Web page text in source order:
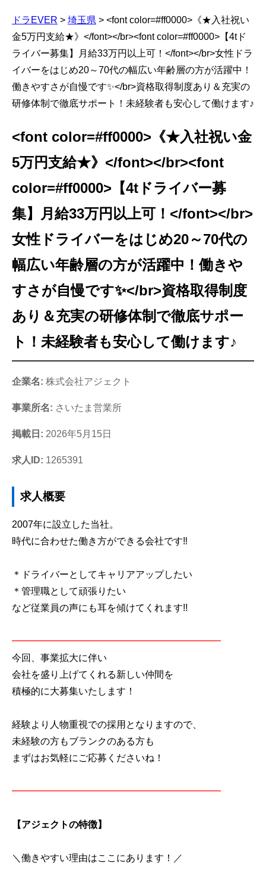
ドラEVER > 埼玉県 > <font color=#ff0000>《★入社祝い
金5万円支給★》</font></br><font color=#ff0000>【4tド
ライバー募集】月給33万円以上可！</font></br>女性ドラ
イバーをはじめ20～70代の幅広い年齢層の方が活躍中！
働きやすさが自慢です✨</br>資格取得制度あり＆充実の
研修体制で徹底サポート！未経験者も安心して働けます♪
<font color=#ff0000>《★入社祝い金
5万円支給★》</font></br><font
color=#ff0000>【4tドライバー募
集】月給33万円以上可！</font></br>
女性ドライバーをはじめ20～70代の
幅広い年齢層の方が活躍中！働きや
すさが自慢です✨</br>資格取得制度
あり＆充実の研修体制で徹底サポー
ト！未経験者も安心して働けます♪
企業名: 株式会社アジェクト
事業所名: さいたま営業所
掲載日: 2026年5月15日
求人ID: 1265391
求人概要
2007年に設立した当社。
時代に合わせた働き方ができる会社です‼
＊ドライバーとしてキャリアアップしたい
＊管理職として頑張りたい
など従業員の声にも耳を傾けてくれます!!
━━━━━━━━━━━━━━━━━━━━━━
今回、事業拡大に伴い
会社を盛り上げてくれる新しい仲間を
積極的に大募集いたします！
経験より人物重視での採用となりますので、
未経験の方もブランクのある方も
まずはお気軽にご応募くださいね！
━━━━━━━━━━━━━━━━━━━━━━
【アジェクトの特徴】
＼働きやすい理由はここにあります！／